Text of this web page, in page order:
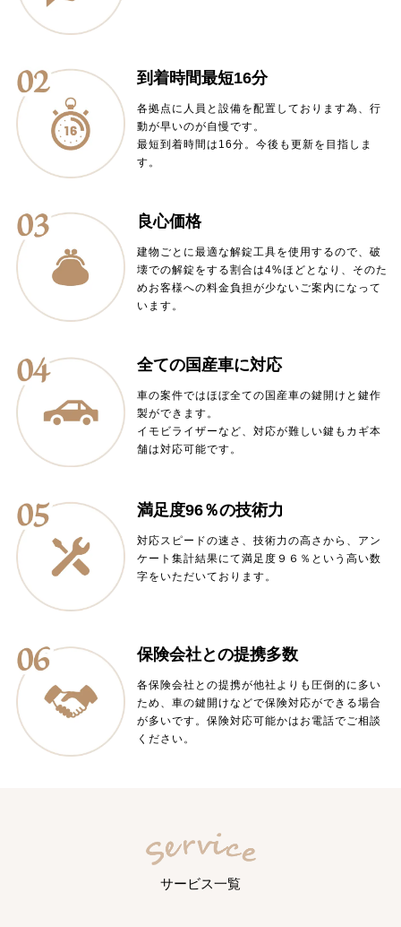
到着時間最短16分
各拠点に人員と設備を配置しております為、行
動が早いのが自慢です。
最短到着時間は16分。今後も更新を目指しま
す。
良心価格
建物ごとに最適な解錠工具を使用するので、破
壊での解錠をする割合は4%ほどとなり、そのた
めお客様への料金負担が少ないご案内になって
います。
全ての国産車に対応
車の案件ではほぼ全ての国産車の鍵開けと鍵作
製ができます。
イモビライザーなど、対応が難しい鍵もカギ本
舗は対応可能です。
満足度96％の技術力
対応スピードの速さ、技術力の高さから、アン
ケート集計結果にて満足度９６％という高い数
字をいただいております。
保険会社との提携多数
各保険会社との提携が他社よりも圧倒的に多い
ため、車の鍵開けなどで保険対応ができる場合
が多いです。保険対応可能かはお電話でご相談
ください。
サービス一覧